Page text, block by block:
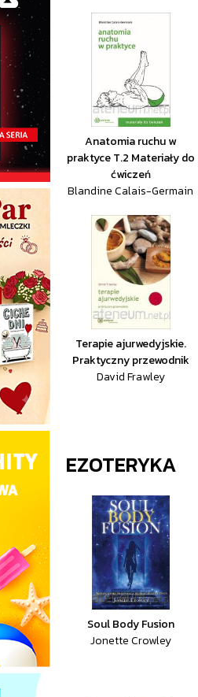
Anatomia ruchu w
praktyce T.2 Materiały do
ćwiczeń
Blandine Calais-Germain
Terapie ajurwedyjskie.
Praktyczny przewodnik
David Frawley
EZOTERYKA
Soul Body Fusion
Jonette Crowley